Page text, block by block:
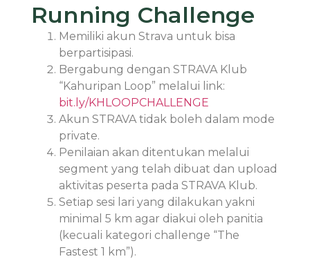
Running Challenge
Memiliki akun Strava untuk bisa
berpartisipasi.
Bergabung dengan STRAVA Klub
“Kahuripan Loop” melalui link:
bit.ly/KHLOOPCHALLENGE
Akun STRAVA tidak boleh dalam mode
private.
Penilaian akan ditentukan melalui
segment yang telah dibuat dan upload
aktivitas peserta pada STRAVA Klub.
Setiap sesi lari yang dilakukan yakni
minimal 5 km agar diakui oleh panitia
(kecuali kategori challenge “The
Fastest 1 km”).